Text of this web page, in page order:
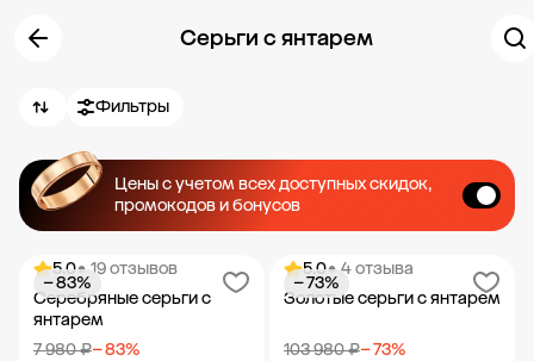
Серьги с янтарем
Фильтры
Цены с учетом всех доступных скидок,
промокодов и бонусов
5.0• 19 отзывов
Серебряные серьги с
янтарем
7 980 ₽− 83%
− 83%
5.0• 4 отзыва
Золотые серьги с янтарем
103 980 ₽− 73%
− 73%